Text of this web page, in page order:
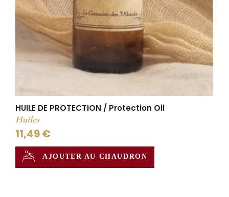
HUILE DE PROTECTION / Protection Oil
Huiles
11,49 €
AJOUTER AU CHAUDRON